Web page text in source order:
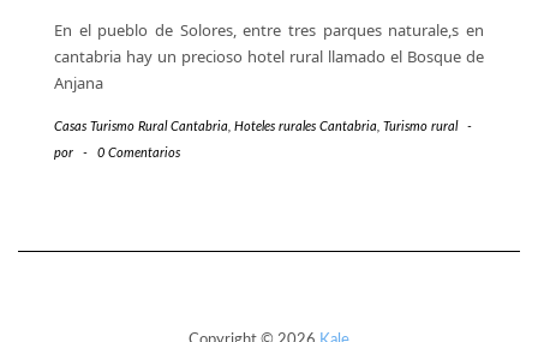
En el pueblo de Solores, entre tres parques naturale,s en
cantabria hay un precioso hotel rural llamado el Bosque de
Anjana
Casas Turismo Rural Cantabria Hoteles rurales Cantabria Turismo rural
-
por
- 0 Comentarios